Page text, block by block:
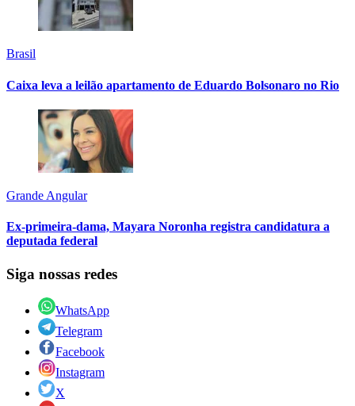
Brasil
Caixa leva a leilão apartamento de Eduardo Bolsonaro no Rio
Grande Angular
Ex-primeira-dama, Mayara Noronha registra candidatura a
deputada federal
Siga nossas redes
WhatsApp
Telegram
Facebook
Instagram
X